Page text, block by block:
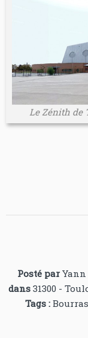
Le Zénith de
Posté par Yann
dans 31300 -
Tags :